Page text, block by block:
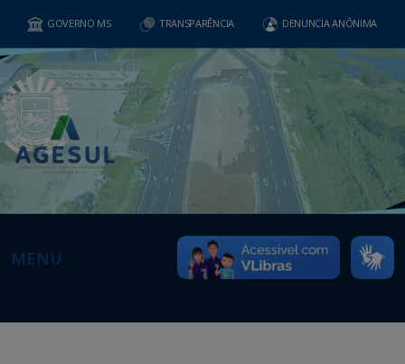
GOVERNO MS TRANSPARÊNCIA DENUNCIA ANÔNIMA
MENU